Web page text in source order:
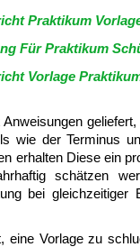
Praktikum
Für Praktikum
Vorlage
wie der Terminus
erhalten Diese ein
schätzen
bei gleichzeitiger
eine Vorlage zu